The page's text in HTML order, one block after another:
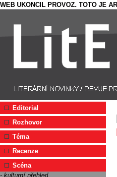
WEB UKONCIL PROVOZ. TOTO JE
Editorial
Rozhovor
Téma
Recenze
Scéna
- kulturní přehled